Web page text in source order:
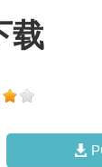
载